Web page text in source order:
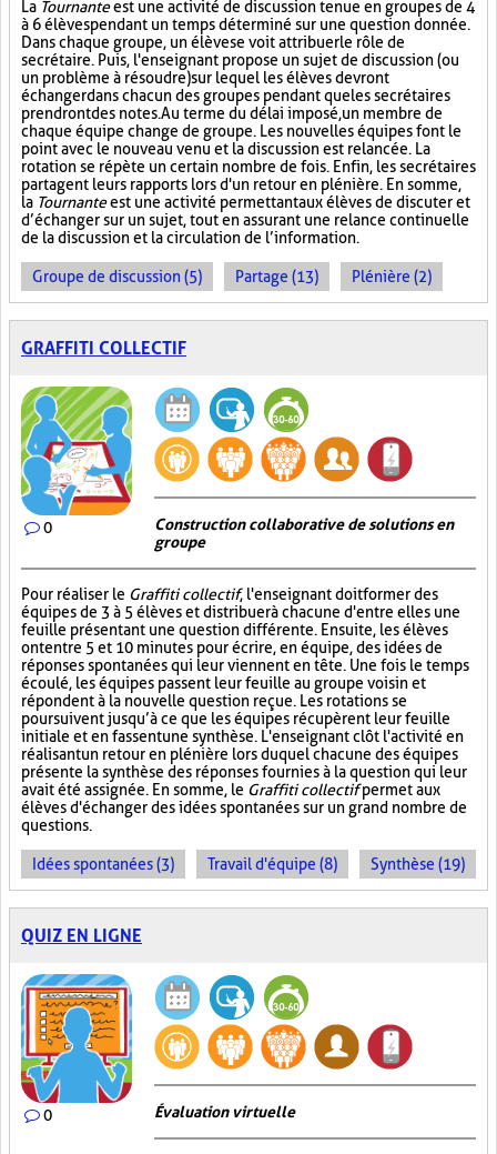
La Tournanteest une activité de discussion tenue en groupes de 4
à 6 élèves pendant un temps déterminé sur une question donnée.
Dans chaque groupe, un élève se voit attribuer le rôle de
secrétaire. Puis, l'enseignant propose un sujet de discussion (ou
un problème à résoudre) sur lequel les élèves devront
échanger dans chacun des groupes pendant que les secrétaires
prendront des notes. Au terme du délai imposé, un membre de
chaque équipe change de groupe. Les nouvelles équipes font le
point avec le nouveau venu et la discussion est relancée. La
rotation se répète un certain nombre de fois. Enfin, les secrétaires
partagent leurs rapports lors d'un retour en plénière. En somme,
la Tournanteest une activité permettant aux élèves de discuter et
d’échanger sur un sujet, tout en assurant une relance continuelle
de la discussion et la circulation de l’information.
Groupe de discussion (5) Partage (13) Plénière (2)
GRAFFITI COLLECTIF
0
Construction collaborative de solutions en
groupe
Pour réaliser le Graffiti collectif, l'enseignant doit former des
équipes de 3 à 5 élèves et distribuer à chacune d'entre elles une
feuille présentant une question différente. Ensuite, les élèves
ont entre 5 et 10 minutes pour écrire, en équipe, des idées de
réponses spontanées qui leur viennent en tête. Une fois le temps
écoulé, les équipes passent leur feuille au groupe voisin et
répondent à la nouvelle question reçue. Les rotations se
poursuivent jusqu’à ce que les équipes récupèrent leur feuille
initiale et en fassent une synthèse. L'enseignant clôt l'activité en
réalisant un retour en plénière lors duquel chacune des équipes
présente la synthèse des réponses fournies à la question qui leur
avait été assignée. En somme, le Graffiti collectifpermet aux
élèves d'échanger des idées spontanées sur un grand nombre de
questions.
Idées spontanées (3) Travail d'équipe (8) Synthèse (19)
QUIZ EN LIGNE
0 Évaluation virtuelle